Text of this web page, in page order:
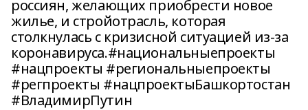
россиян, желающих приобрести новое
жилье, и стройотрасль, которая
столкнулась с кризисной ситуацией из-за
коронавируса.#национальныепроекты
#нацпроекты #региональныепроекты
#регпроекты #нацпроектыБашкортостан
#ВладимирПутин